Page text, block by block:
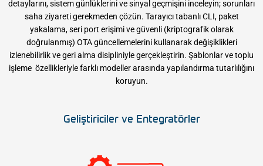
detaylarını, sistem günlüklerini ve sinyal geçmişini inceleyin; sorunları
saha ziyareti gerekmeden çözün. Tarayıcı tabanlı CLI, paket
yakalama, seri port erişimi ve güvenli (kriptografik olarak
doğrulanmış) OTA güncellemelerini kullanarak değişiklikleri
izlenebilirlik ve geri alma disipliniyle gerçekleştirin. Şablonlar ve toplu
işleme özellikleriyle farklı modeller arasında yapılandırma tutarlılığını
koruyun.
Geliştiriciler ve Entegratörler